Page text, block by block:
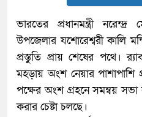
ভারতের প্রধানমন্ত্রী
উপজেলার যশোরেশ্বরী কালি
প্রস্তুতি প্রায় শেষের পথে।
মহড়ায় অংশ নেয়ার পাশাপাশি
পক্ষের অংশ গ্রহনে সমন্বয়
করার চেষ্টা চলছে।